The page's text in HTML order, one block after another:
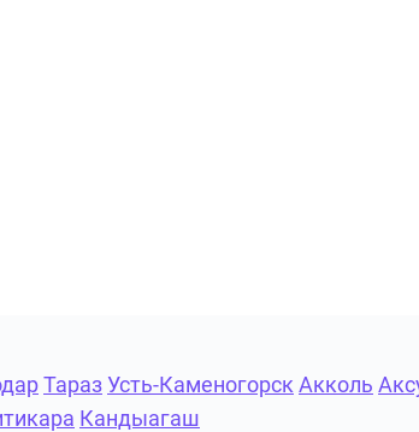
Тараз Усть-Каменогорск Акколь
Кандыагаш